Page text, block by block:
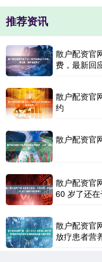
推荐资讯
散户配资官
费，最新回
散户配资官
约
散户配资官
散户配资官
60 岁了还在
散户配资官
放疗患者营